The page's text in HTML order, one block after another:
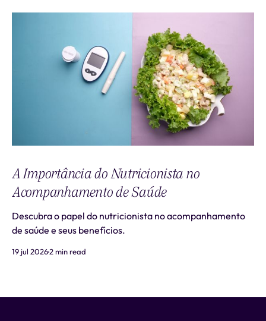
A Importância do Nutricionista no
Acompanhamento de Saúde
Descubra o papel do nutricionista no acompanhamento
de saúde e seus benefícios.
19 jul 20262 min read